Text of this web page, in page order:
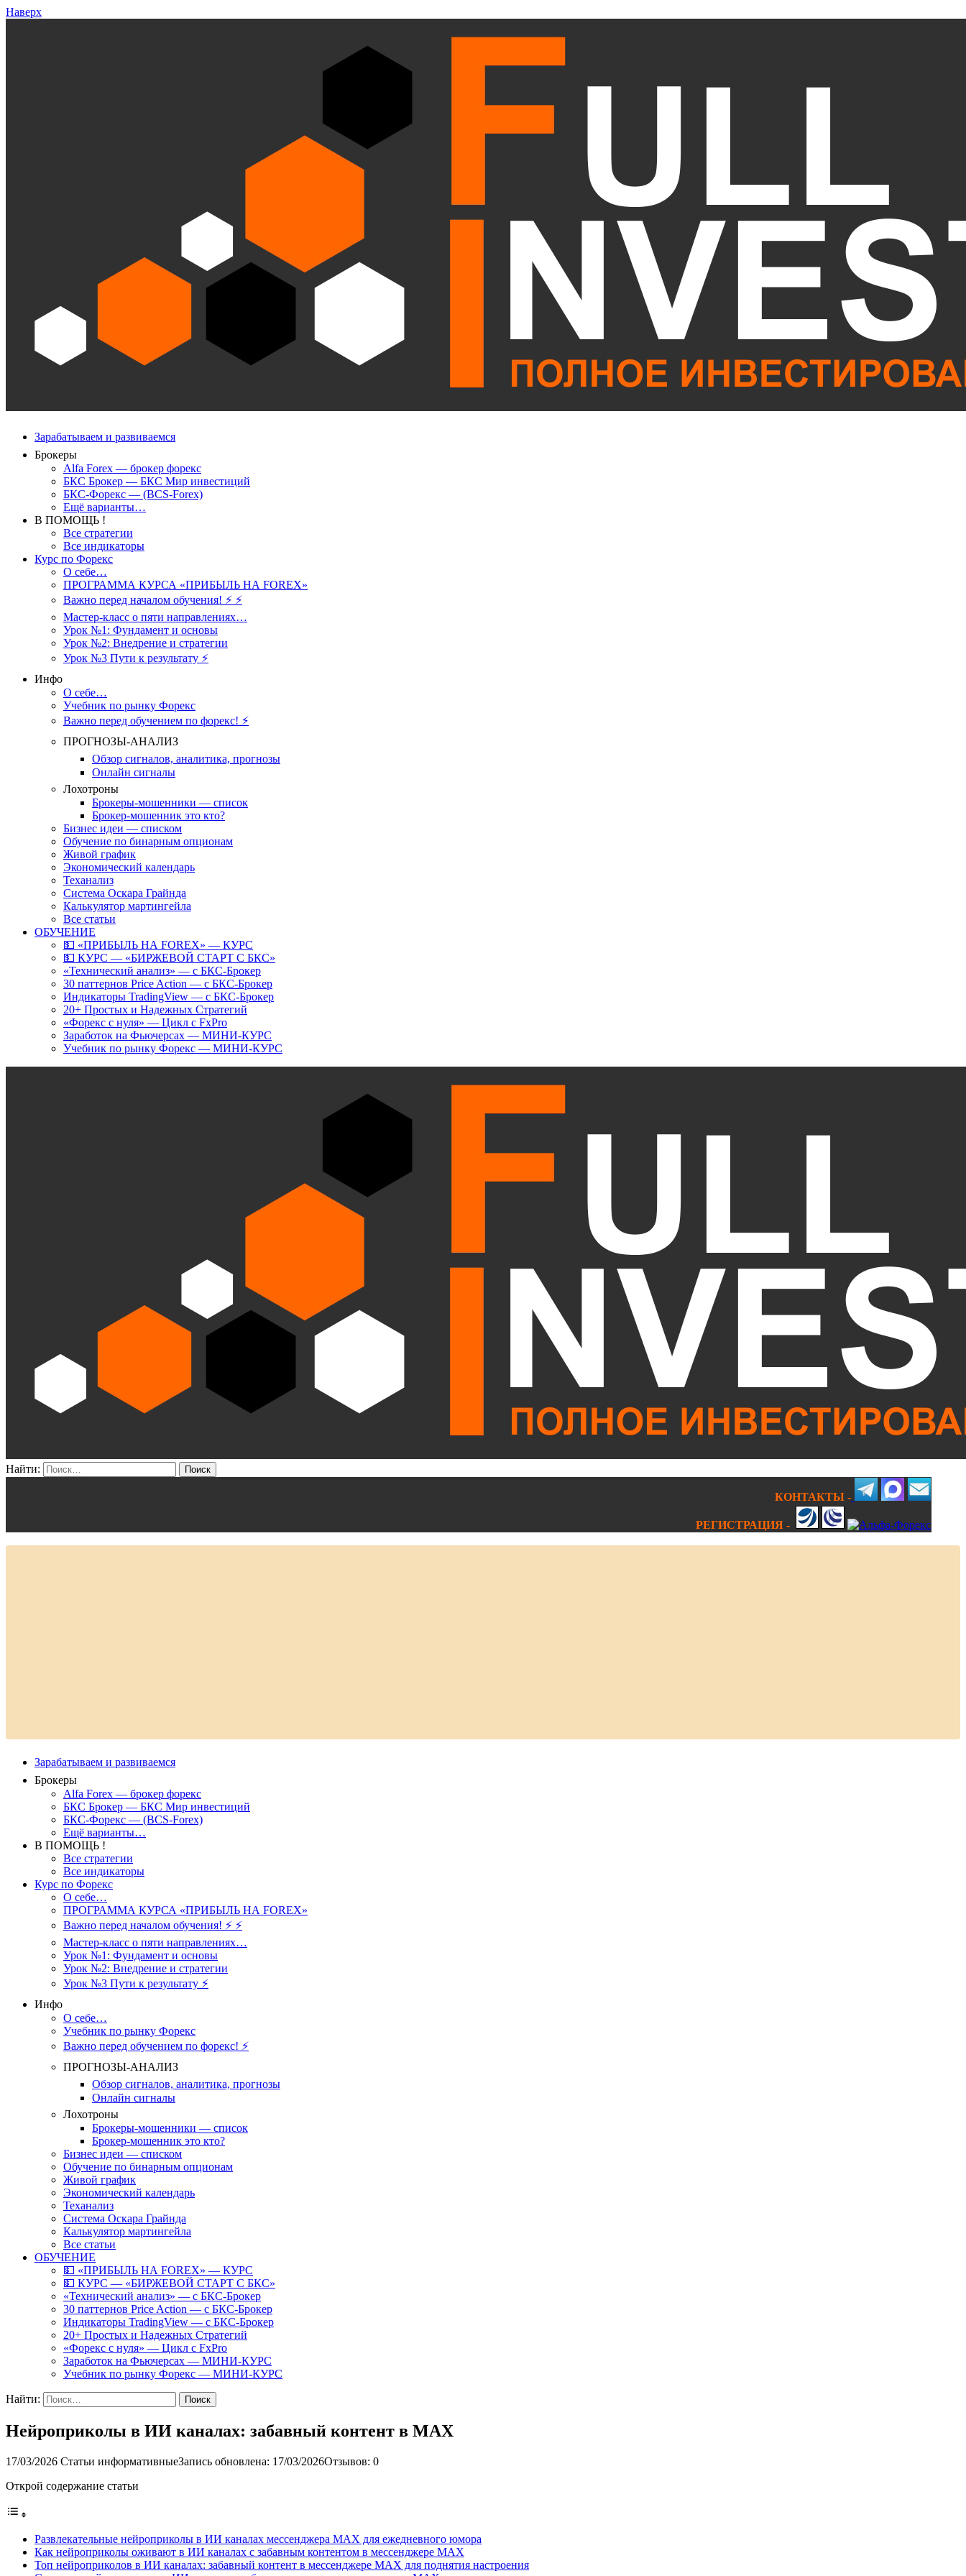
Наверх
Зарабатываем и развиваемся
Брокеры
Alfa Forex — брокер форекс
БКС Брокер — БКС Мир инвестиций
БКС-Форекс — (BCS-Forex)
Ещё варианты…
В ПОМОЩЬ !
Все стратегии
Все индикаторы
Курс по Форекс
О себе…
ПРОГРАММА КУРСА «ПРИБЫЛЬ НА FOREX»
Важно перед началом обучения! ⚡ ⚡
Мастер-класс о пяти направлениях…
Урок №1: Фундамент и основы
Урок №2: Внедрение и стратегии
Урок №3 Пути к результату ⚡️
Инфо
О себе…
Учебник по рынку Форекс
Важно перед обучением по форекс! ⚡
ПРОГНОЗЫ-АНАЛИЗ
Обзор сигналов, аналитика, прогнозы
Онлайн сигналы
Лохотроны
Брокеры-мошенники — список
Брокер-мошенник это кто?
Бизнес идеи — списком
Обучение по бинарным опционам
Живой график
Экономический календарь
Теханализ
Система Оскара Грайнда
Калькулятор мартингейла
Все статьи
ОБУЧЕНИЕ
💵 «ПРИБЫЛЬ НА FOREX» — КУРС
💵 КУРС — «БИРЖЕВОЙ СТАРТ С БКС»
«Технический анализ» — с БКС-Брокер
30 паттернов Price Action — с БКС-Брокер
Индикаторы TradingView — с БКС-Брокер
20+ Простых и Надежных Стратегий
«Форекс с нуля» — Цикл с FxPro
Заработок на Фьючерсах — МИНИ-КУРС
Учебник по рынку Форекс — МИНИ-КУРС
Найти:
КОНТАКТЫ -
РЕГИСТРАЦИЯ -
Зарабатываем и развиваемся
Брокеры
Alfa Forex — брокер форекс
БКС Брокер — БКС Мир инвестиций
БКС-Форекс — (BCS-Forex)
Ещё варианты…
В ПОМОЩЬ !
Все стратегии
Все индикаторы
Курс по Форекс
О себе…
ПРОГРАММА КУРСА «ПРИБЫЛЬ НА FOREX»
Важно перед началом обучения! ⚡ ⚡
Мастер-класс о пяти направлениях…
Урок №1: Фундамент и основы
Урок №2: Внедрение и стратегии
Урок №3 Пути к результату ⚡️
Инфо
О себе…
Учебник по рынку Форекс
Важно перед обучением по форекс! ⚡
ПРОГНОЗЫ-АНАЛИЗ
Обзор сигналов, аналитика, прогнозы
Онлайн сигналы
Лохотроны
Брокеры-мошенники — список
Брокер-мошенник это кто?
Бизнес идеи — списком
Обучение по бинарным опционам
Живой график
Экономический календарь
Теханализ
Система Оскара Грайнда
Калькулятор мартингейла
Все статьи
ОБУЧЕНИЕ
💵 «ПРИБЫЛЬ НА FOREX» — КУРС
💵 КУРС — «БИРЖЕВОЙ СТАРТ С БКС»
«Технический анализ» — с БКС-Брокер
30 паттернов Price Action — с БКС-Брокер
Индикаторы TradingView — с БКС-Брокер
20+ Простых и Надежных Стратегий
«Форекс с нуля» — Цикл с FxPro
Заработок на Фьючерсах — МИНИ-КУРС
Учебник по рынку Форекс — МИНИ-КУРС
Найти:
Нейроприколы в ИИ каналах: забавный контент в MAX
17/03/2026 Статьи информативныеЗапись обновлена: 17/03/2026Отзывов: 0
Открой содержание статьи
Развлекательные нейроприколы в ИИ каналах мессенджера MAX для ежедневного юмора
Как нейроприколы оживают в ИИ каналах с забавным контентом в мессенджере MAX
Топ нейроприколов в ИИ каналах: забавный контент в мессенджере MAX для поднятия настроения